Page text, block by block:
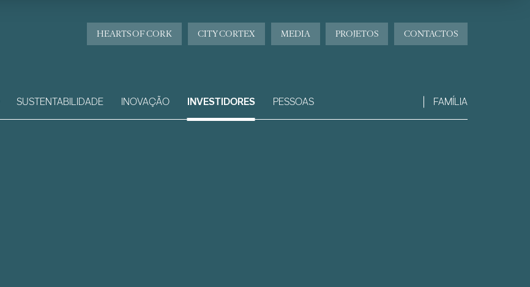
CONTACTOS
PROJETOS
MEDIA
CITY CORTEX
HEARTS OF CORK
SUSTENTABILIDADE INOVAÇÃO INVESTIDORES PESSOAS FAMÍLIA